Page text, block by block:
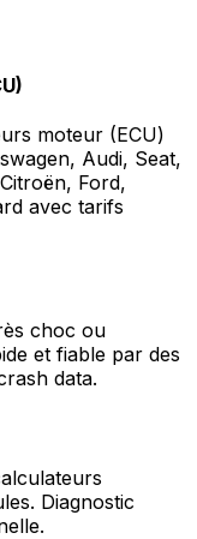
moteur (ECU)
Audi, Seat,
Ford,
avec tarifs
choc ou
et fiable par des
data.
Diagnostic